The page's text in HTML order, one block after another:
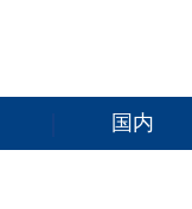
国内